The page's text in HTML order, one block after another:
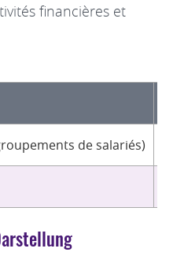
financières et
de salariés)